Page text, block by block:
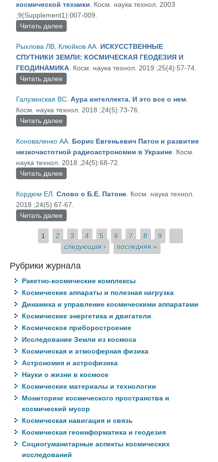
космической техники . Косм. наука технол. 2003
;9(Supplement1):007-009.
Читать далее
техники
Рыхлова ЛВ Клюйков АА ИСКУССТВЕННЫЕ
СПУТНИКИ ЗЕМЛИ: КОСМИЧЕСКАЯ ГЕОДЕЗИЯ И
ГЕОДИНАМИКА . Косм. наука технол. 2019 ;25(4):57-74.
Читать далее
Галузинская ВС .Аура интеллекта. И это все о нем
Косм. наука технол. 2018 ;24(5):73-76.
Читать далее
Коноваленко АА Борис Евгеньевич Патон и развитие
низкочастотной радиоастрономии в Украине . Косм.
наука технол. 2018 ;24(5):68-72.
Читать далее
Кордюм ЕЛ .Слово о Б.Е. Патоне . Косм. наука технол.
2018 ;24(5):67-67.
Читать далее
Страницы
1 2 3 4 5 6 7 8 9
следующая ›
последняя »
Рубрики журнала
Ракетно-космические комплексы
Космические аппараты и полезная нагрузка
Динамика и управление космическими аппаратами
Космические энергетика и двигатели
Космическое приборостроение
Исследование Земли из космоса
Космическая и атмосферная физика
Астрономия и астрофизика
Науки о жизни в космосе
Космические материалы и технологии
Мониторинг космического пространства и
космический мусор
Космическая навигация и связь
Космическая геоинформатика и геодезия
Социогуманитарные аспекты космических
исследований